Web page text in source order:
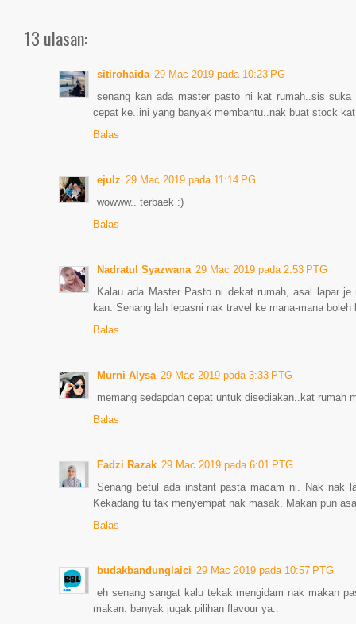
13 ulasan:
sitirohaida 29 Mac 2019 pada 10:23 PG
senang kan ada master pasto ni kat rumah..sis
cepat ke..ini yang banyak membantu..nak buat stock
Balas
ejulz 29 Mac 2019 pada 11:14 PG
wowww.. terbaek :)
Balas
Nadratul Syazwana 29 Mac 2019 pada 2:53 PTG
Kalau ada Master Pasto ni dekat rumah, asal lapar
kan. Senang lah lepasni nak travel ke mana-mana boleh
Balas
Murni Alysa 29 Mac 2019 pada 3:33 PTG
memang sedapdan cepat untuk disediakan..kat rumah
Balas
Fadzi Razak 29 Mac 2019 pada 6:01 PTG
Senang betul ada instant pasta macam ni. Nak
Kekadang tu tak menyempat nak masak. Makan pun
Balas
budakbandunglaici 29 Mac 2019 pada 10:57 PTG
eh senang sangat kalu tekak mengidam nak makan
makan. banyak jugak pilihan flavour ya..